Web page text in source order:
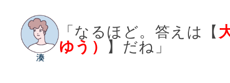
「なるほど。答えは【
ゆう）
】だね」